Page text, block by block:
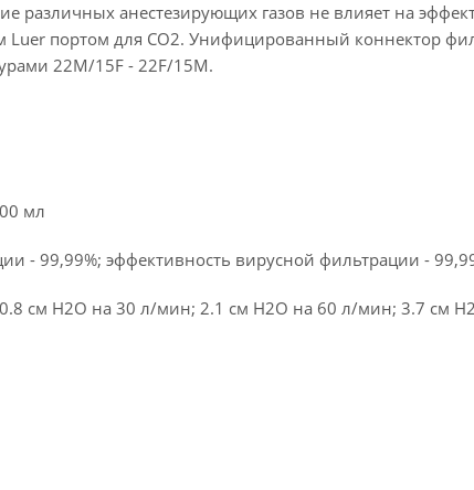
различных анестезирующих газов не влияет на
портом для CO2. Унифицированный коннектор
22M/15F - 22F/15M.
мл
- 99,99%; эффективность вирусной фильтрации -
см H2O на 30 л/мин; 2.1 см H2O на 60 л/мин; 3.7 см